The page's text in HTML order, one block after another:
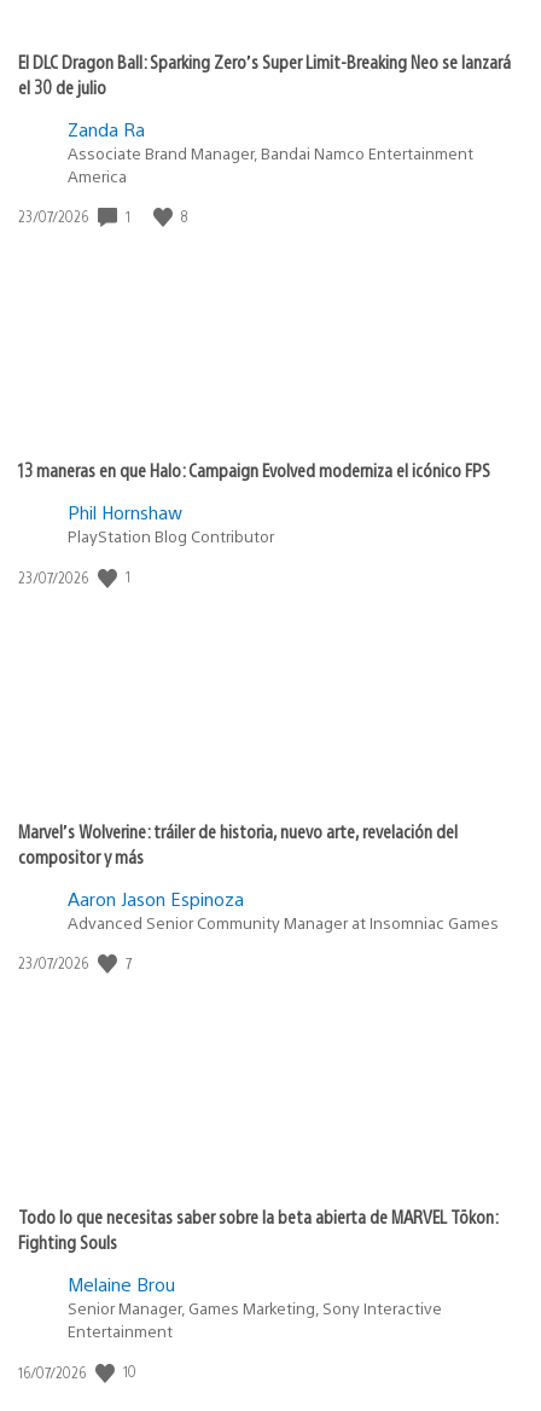
El DLC Dragon Ball: Sparking Zero’s Super Limit-Breaking Neo se lanzará
el 30 de julio
Zanda Ra
Associate Brand Manager, Bandai Namco Entertainment
America
Fecha
23/07/2026 1 8
13 maneras en que Halo: Campaign Evolved moderniza el icónico FPS
Phil Hornshaw
PlayStation Blog Contributor
Fecha
23/07/2026 1
Marvel’s Wolverine: tráiler de historia, nuevo arte, revelación del
compositor y más
Aaron Jason Espinoza
Advanced Senior Community Manager at Insomniac Games
Fecha
23/07/2026 7
Todo lo que necesitas saber sobre la beta abierta de MARVEL Tōkon:
Fighting Souls
Melaine Brou
Senior Manager, Games Marketing, Sony Interactive
Entertainment
Fecha
16/07/2026 10